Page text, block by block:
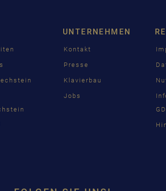
中国
UNTERNEHMEN
Kontakt
Presse
Klavierbau
Jobs